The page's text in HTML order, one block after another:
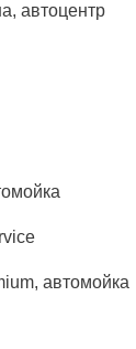
автоцентр
автомойка